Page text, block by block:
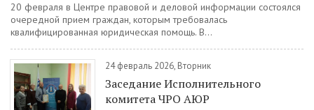
20 февраля в Центре правовой и деловой информации состоялся
очередной прием граждан, которым требовалась
квалифицированная юридическая помощь. В...
24 февраль 2026, Вторник
Заседание Исполнительного
комитета ЧРО АЮР